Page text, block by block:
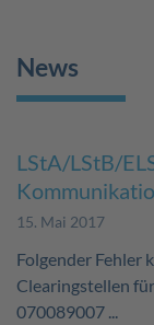
News
LStA/LStB/
15. Mai 2017
Folgender Fehler
Clearingstellen
070089007 ...